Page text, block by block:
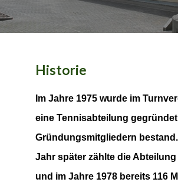
Historie
Im Jahre 1975 wurde im
eine Tennisabteilung
Gründungsmitgliedern
Jahr später zählte die
und im Jahre 1978 bereits 116